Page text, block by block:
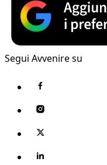
Segui Avvenire su